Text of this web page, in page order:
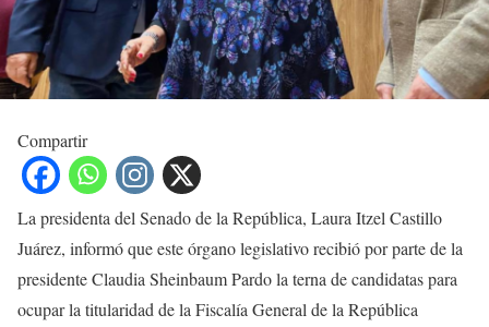
Compartir
La presidenta del Senado de la República, Laura Itzel Castillo
Juárez, informó que este órgano legislativo recibió por parte de la
presidente Claudia Sheinbaum Pardo la terna de candidatas para
ocupar la titularidad de la Fiscalía General de la República